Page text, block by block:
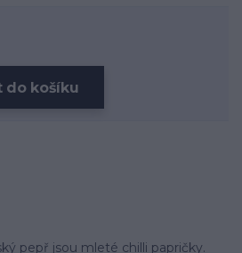
do košíku
pepř jsou mleté chilli papričky.